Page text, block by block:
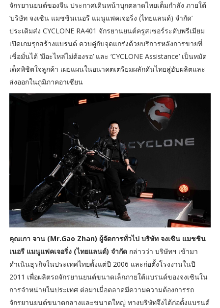
จักรยานยนต์ของจีน ประกาศเดินหน้าบุกตลาดไทยเต็มกำลัง ภายใต้
‘บริษัท จงเซิน แมชชินเนอรี แมนูแฟคเจอริ่ง (ไทยแลนด์) จำกัด’
ประเดิมส่ง CYCLONE RA401 จักรยานยนต์ครูสเซอร์ระดับพรีเมียม
เปิดเกมรุกสร้างแบรนด์ ควบคู่กับจุดแกร่งด้วยบริการหลังการขายที่
เชื่อมั่นได้ ‘มีอะไหล่ไม่ต้องรอ’ และ ‘CYCLONE Assistance’ เป็นหมัด
เด็ดพิชิตใจลูกค้า เผยแผนในอนาคตเตรียมผลักดันไทยสู่ฮับผลิตและ
ส่งออกในภูมิภาคอาเซียน
คุณเกา จาน (Mr.Gao Zhan) ผู้จัดการทั่วไป บริษัท จงเซิน แมชชิน
เนอรี แมนูแฟคเจอริ่ง (ไทยแลนด์) จำกัด กล่าวว่า บริษัทฯ เข้ามา
ดำเนินธุรกิจในประเทศไทยตั้งแต่ปี 2006 และก่อตั้งโรงงานในปี
2011 เพื่อผลิตรถจักรยานยนต์ขนาดเล็กภายใต้แบรนด์ของจงเซินใน
การจำหน่ายในประเทศ ต่อมาเมื่อตลาดมีความความต้องการรถ
จักรยานยนต์ขนาดกลางและขนาดใหญ่ ทางบริษัทจึงได้ก่อตั้งแบรนด์